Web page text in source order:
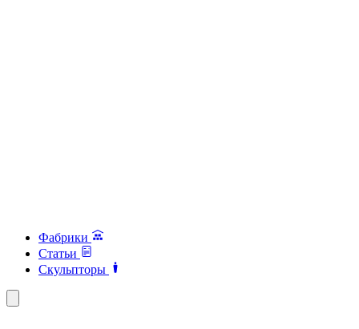
Фабрики
Статьи
Скульпторы